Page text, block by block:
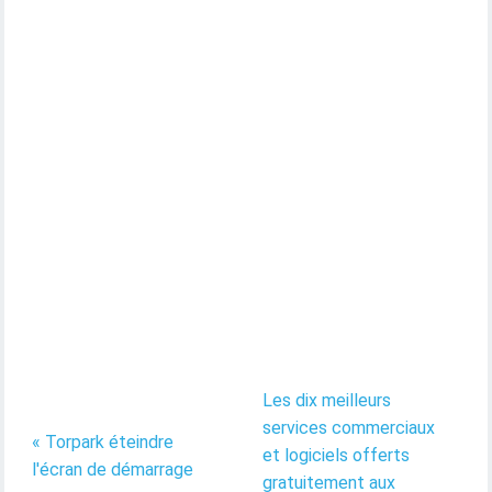
« Torpark éteindre
l'écran de démarrage
Les dix meilleurs
services commerciaux
et logiciels offerts
gratuitement aux